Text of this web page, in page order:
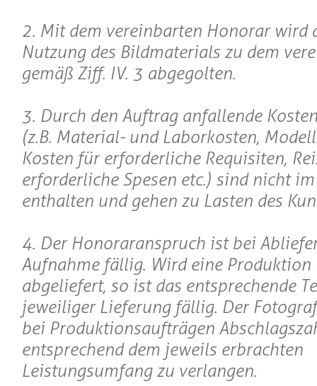
2. Mit dem vereinbarten Honorar wird
Nutzung des Bildmaterials zu dem
gemäß Ziff. IV. 3 abgegolten.
3. Durch den Auftrag anfallende
(z.B. Material- und Laborkosten,
Kosten für erforderliche Requisiten,
erforderliche Spesen etc.) sind nicht
enthalten und gehen zu Lasten des
4. Der Honoraranspruch ist bei
Aufnahme fällig. Wird eine Produktion
abgeliefert, so ist das entsprechende
jeweiliger Lieferung fällig. Der
bei Produktionsaufträgen
entsprechend dem jeweils erbrachten
Leistungsumfang zu verlangen.